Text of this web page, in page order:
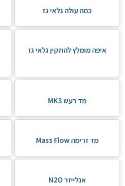
כמה עולה גלאי גז
איפה מומלץ להתקין גלאי גז
מד רעש MK3
מד זרימה Mass Flow
אנלייזר N2O